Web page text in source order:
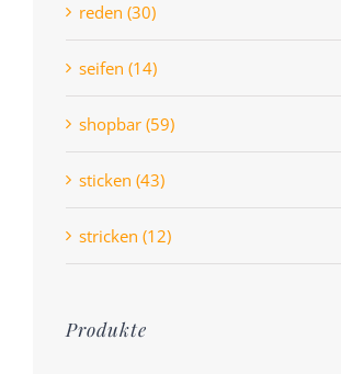
reden (30)
seifen (14)
shopbar (59)
sticken (43)
stricken (12)
Produkte